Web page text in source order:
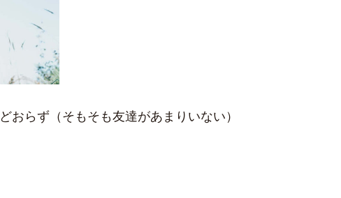
おらず（そもそも友達があまりいない）